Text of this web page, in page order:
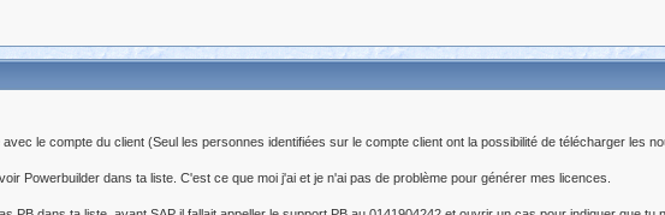
le compte du client (Seul les personnes identifiées sur le compte client ont la possibilité de télécharger les
Powerbuilder dans ta liste. C'est ce que moi j'ai et je n'ai pas de problème pour générer mes licences.